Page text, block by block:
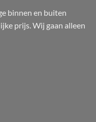
binnen en buiten
prijs. Wij gaan alleen